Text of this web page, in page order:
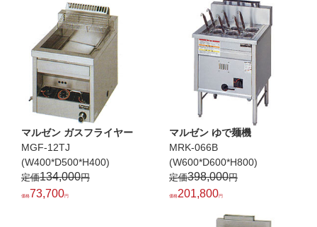
マルゼン ガスフライヤー
MGF-12TJ
(W400*D500*H400)
134,000
73,700
マルゼン ゆで麺機
MRK-066B
(W600*D600*H800)
398,000
201,800